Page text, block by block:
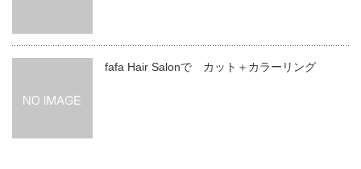
fafa Hair Salonで カット＋カラーリング